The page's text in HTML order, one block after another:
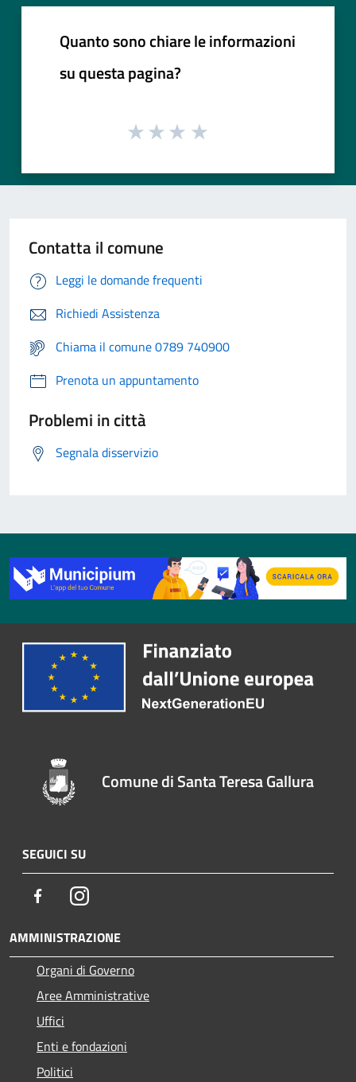
Quanto sono chiare le informazioni
su questa pagina?
Contatta il comune
Leggi le domande frequenti
Richiedi Assistenza
Chiama il comune 0789 740900
Prenota un appuntamento
Problemi in città
Segnala disservizio
Comune di Santa Teresa Gallura
SEGUICI SU
FacebookInstagram
AMMINISTRAZIONE
Organi di Governo
Aree Amministrative
Uffici
Enti e fondazioni
Politici